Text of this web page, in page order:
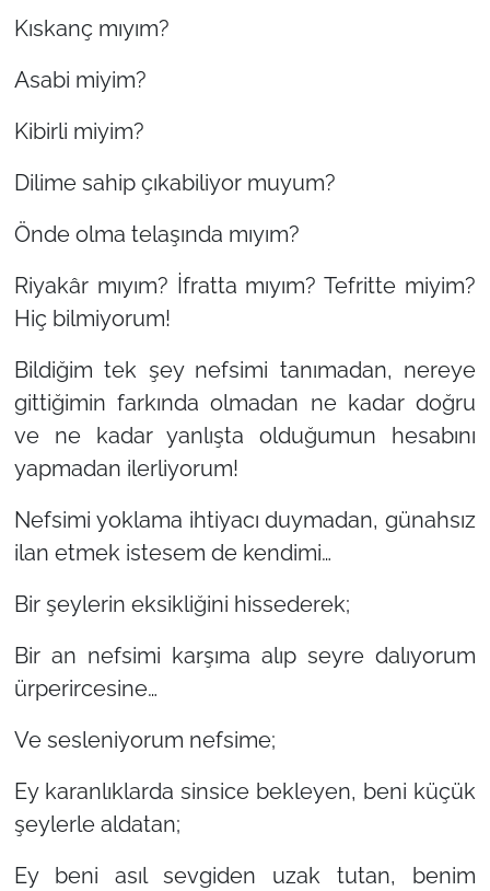
Kıskanç mıyım?
Asabi miyim?
Kibirli miyim?
Dilime sahip çıkabiliyor muyum?
Önde olma telaşında mıyım?
Riyakâr mıyım? İfratta mıyım? Tefritte miyim?
Hiç bilmiyorum!
Bildiğim tek şey nefsimi tanımadan, nereye
gittiğimin farkında olmadan ne kadar doğru
ve ne kadar yanlışta olduğumun hesabını
yapmadan ilerliyorum!
Nefsimi yoklama ihtiyacı duymadan, günahsız
ilan etmek istesem de kendimi…
Bir şeylerin eksikliğini hissederek;
Bir an nefsimi karşıma alıp seyre dalıyorum
ürperircesine…
Ve sesleniyorum nefsime;
Ey karanlıklarda sinsice bekleyen, beni küçük
şeylerle aldatan;
Ey beni asıl sevgiden uzak tutan, benim